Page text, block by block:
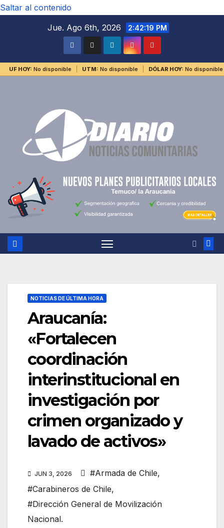
Saltar al contenido
Jue. Ago 6th, 2026
2:42:19 PM
UF HOY: No disponible UTM: No disponible DÓLAR HOY: No disponible
NOTICIAS DE ÚLTIMA HORA
Araucanía:
«Fortalecen
coordinación
interinstitucional en
investigación por
crimen organizado y
lavado de activos»
JUN 3, 2026 #Armada de Chile,
#Carabineros de Chile,
#Dirección General de Movilización
Nacional.